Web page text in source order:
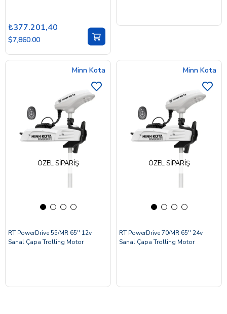
₺377.201,40
$7,860.00
ÖZEL SIPARIŞ
Minn Kota
RT PowerDrive 55/MR 65'' 12v
Sanal Çapa Trolling Motor
ÖZEL SIPARIŞ
Minn Kota
RT PowerDrive 70/MR 65'' 24v
Sanal Çapa Trolling Motor